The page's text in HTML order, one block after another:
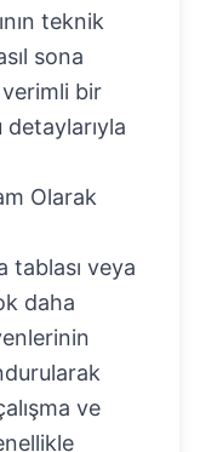
teknik
sona
bir
Olarak
tablası veya
daha
ve